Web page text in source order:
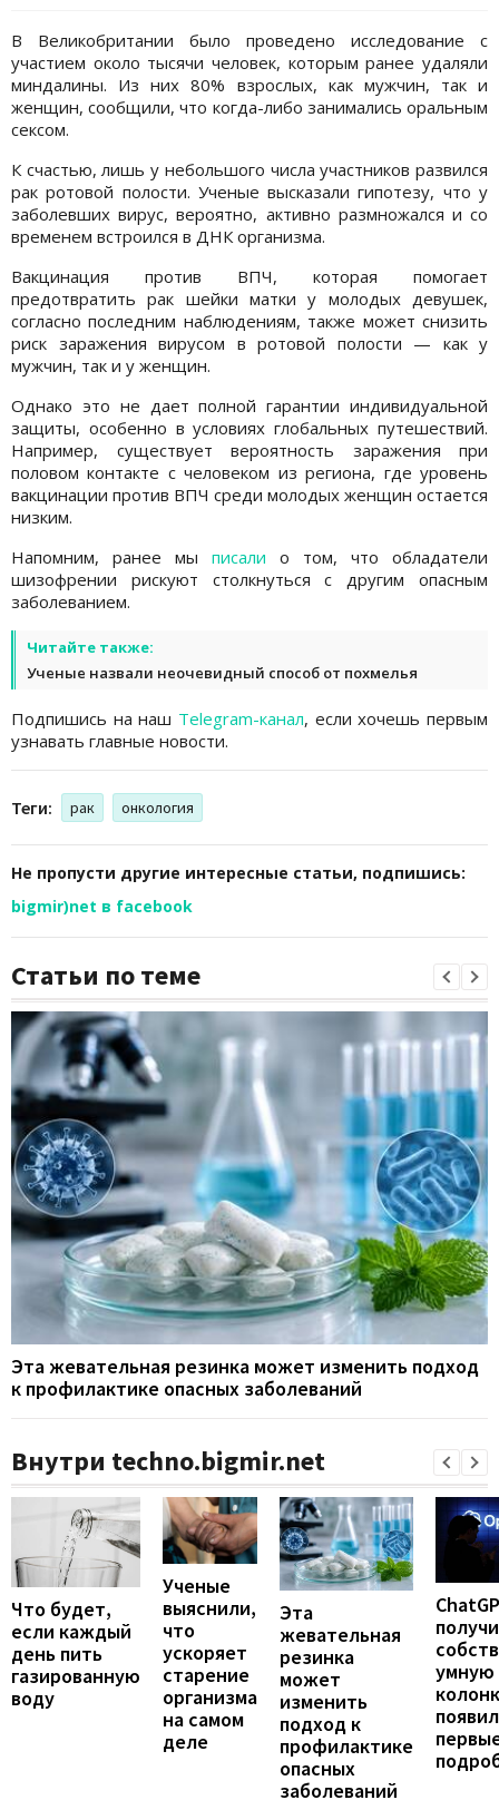
В Великобритании было проведено исследование с
участием около тысячи человек, которым ранее удаляли
миндалины. Из них 80% взрослых, как мужчин, так и
женщин, сообщили, что когда-либо занимались оральным
сексом.
К счастью, лишь у небольшого числа участников развился
рак ротовой полости. Ученые высказали гипотезу, что у
заболевших вирус, вероятно, активно размножался и со
временем встроился в ДНК организма.
Вакцинация против ВПЧ, которая помогает
предотвратить рак шейки матки у молодых девушек,
согласно последним наблюдениям, также может снизить
риск заражения вирусом в ротовой полости — как у
мужчин, так и у женщин.
Однако это не дает полной гарантии индивидуальной
защиты, особенно в условиях глобальных путешествий.
Например, существует вероятность заражения при
половом контакте с человеком из региона, где уровень
вакцинации против ВПЧ среди молодых женщин остается
низким.
Напомним, ранее мы писали о том, что обладатели
шизофрении рискуют столкнуться с другим опасным
заболеванием.
Читайте также:
Ученые назвали неочевидный способ от похмелья
Подпишись на наш Telegram-канал, если хочешь первым
узнавать главные новости.
Теги: рак онкология
Не пропусти другие интересные статьи, подпишись:
bigmir)net в facebook
Статьи по теме
Эта жевательная резинка может изменить подход
к профилактике опасных заболеваний
Внутри techno.bigmir.net
Что будет,
если каждый
день пить
газированную
воду
Ученые
выяснили,
что
ускоряет
старение
организма
на самом
деле
Эта
жевательная
резинка
может
изменить
подход к
профилактике
опасных
заболеваний
умную